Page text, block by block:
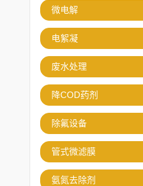
微电解
电絮凝
废水处理
降COD药剂
除氟设备
管式微滤膜
氨氮去除剂